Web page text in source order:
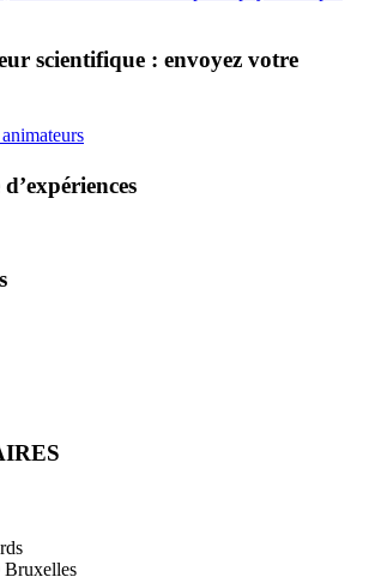
scientifique : envoyez votre
Bruxelles